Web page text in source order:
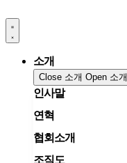
텐
츠
소개
Close 소개 Open 소개
인사말
연혁
협회소개
조직도